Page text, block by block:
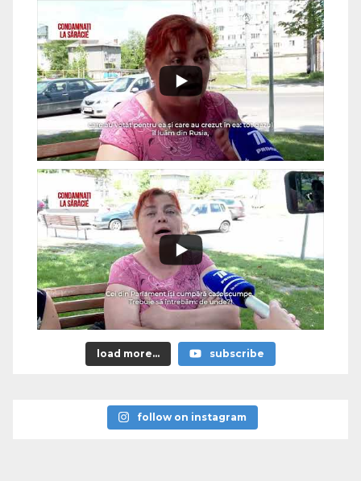
load more... subscribe
follow on instagram